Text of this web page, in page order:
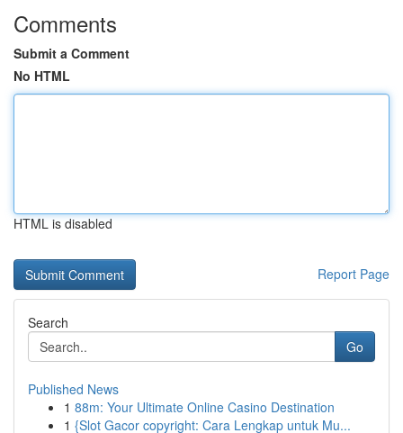
Comments
Submit a Comment
No HTML
HTML is disabled
Report Page
Search
Go
Published News
1 88m: Your Ultimate Online Casino Destination
1 {Slot Gacor copyright: Cara Lengkap untuk Mu...